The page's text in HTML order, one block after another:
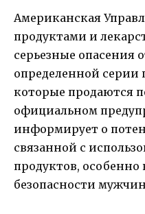
Американская
продуктами и
серьезные опасения
определенной серии
которые продаются
официальном
информирует о
связанной с
продуктов,
безопасности